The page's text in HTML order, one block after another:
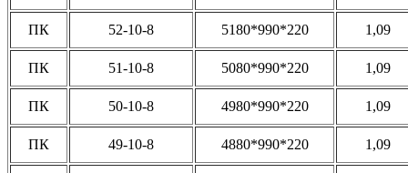
ПК 52-10-8 5180*990*220 1,09
ПК 51-10-8 5080*990*220 1,09
ПК 50-10-8 4980*990*220 1,09
ПК 49-10-8 4880*990*220 1,09